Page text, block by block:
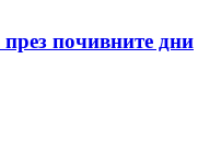
почивните дни